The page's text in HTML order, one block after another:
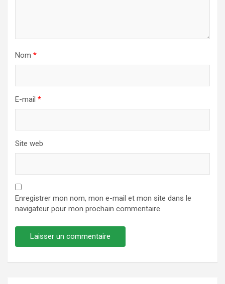
Nom *
E-mail *
Site web
Enregistrer mon nom, mon e-mail et mon site dans le
navigateur pour mon prochain commentaire.